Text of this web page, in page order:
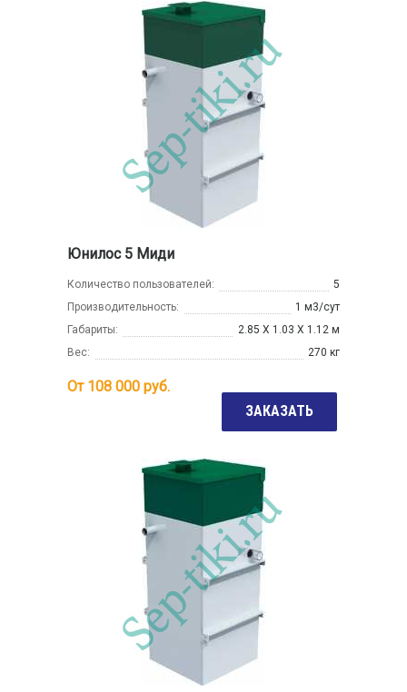
Юнилос 5 Миди
Количество пользователей:
5
Производительность:
1 м3/сут
Габариты:
2.85 Х 1.03 Х 1.12 м
Вес:
270 кг
От 108 000 руб.
ЗАКАЗАТЬ